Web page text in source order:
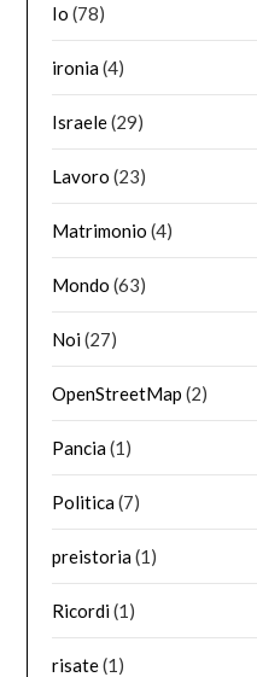
Io (78)
ironia(4)
Israele(29)
Lavoro (23)
Matrimonio (4)
Mondo (63)
Noi(27)
OpenStreetMap (2)
Pancia(1)
Politica(7)
preistoria(1)
Ricordi(1)
risate(1)